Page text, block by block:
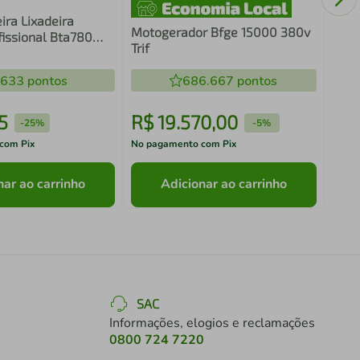
Lixadeira
Bta780
50hz/60hz - 220v
pontos
-25%
Pix
ao carrinho
Motogerador Bfge 15000 380v
Trif
686.667 pontos
R$19.570,00 -5%
No pagamento com Pix
Adicionar ao carrinho
SAC
Informações, elogios e reclamações
0800 724 7220